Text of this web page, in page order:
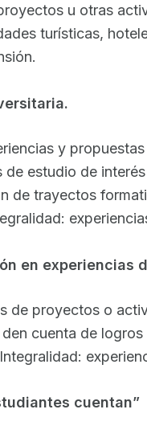
u otras
turísticas,
y
estudio de
de trayectos
en experiencias
de proyectos o
cuenta de
cuentan”